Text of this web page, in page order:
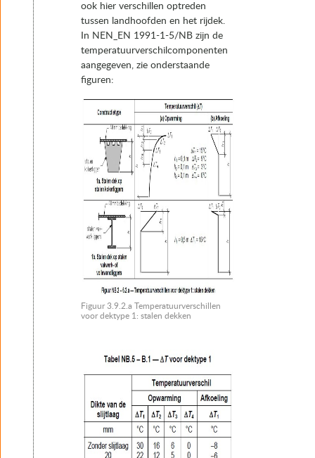
ook hier verschillen optreden
tussen landhoofden en het rijdek.
In NEN_EN 1991-1-5/NB zijn de
temperatuurverschilcomponenten
aangegeven, zie onderstaande
figuren:
Figuur 3.9.2.a Temperatuurverschillen
voor dektype 1: stalen dekken